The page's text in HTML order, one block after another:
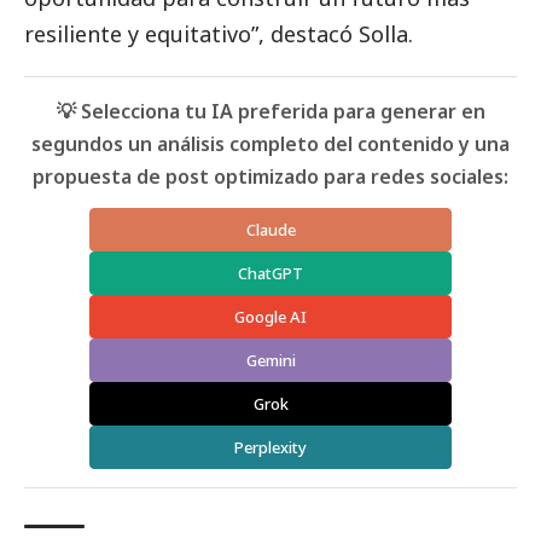
resiliente y equitativo”, destacó Solla.
💡 Selecciona tu IA preferida para generar en
segundos un análisis completo del contenido y una
propuesta de post optimizado para redes sociales:
Claude
ChatGPT
Google AI
Gemini
Grok
Perplexity